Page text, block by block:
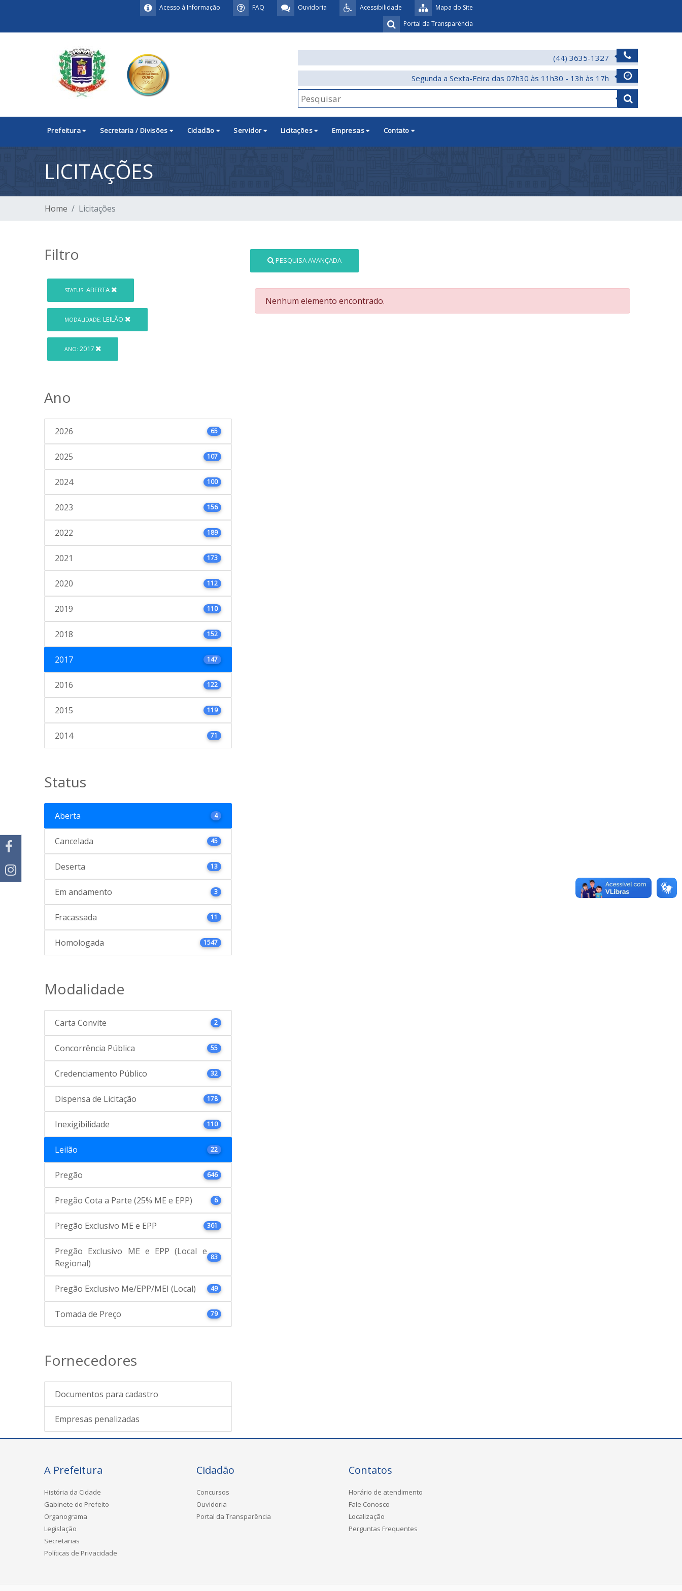
Mapa do Site
Acessibilidade
Ouvidoria
FAQ
Acesso à Informação
Portal da Transparência
(44) 3635-1327
Segunda a Sexta-Feira das 07h30 às 11h30 - 13h às 17h
Prefeitura Secretaria / Divisões Cidadão Servidor Licitações Empresas Contato
LICITAÇÕES
Home Licitações
Filtro
STATUS: ABERTA
MODALIDADE: LEILÃO
ANO: 2017
Ano
2026 65
2025 107
2024 100
2023 156
2022 189
2021 173
2020 112
2019 110
2018 152
2017 147
2016 122
2015 119
2014 71
Status
Aberta 4
Cancelada 45
Deserta 13
Em andamento 3
Fracassada 11
Homologada 1547
Modalidade
Carta Convite 2
Concorrência Pública 55
Credenciamento Público 32
Dispensa de Licitação 178
Inexigibilidade 110
Leilão 22
Pregão 646
Pregão Cota a Parte (25% ME e EPP) 6
Pregão Exclusivo ME e EPP 361
Pregão Exclusivo ME e EPP (Local e
Regional)
83
Pregão Exclusivo Me/EPP/MEI (Local) 49
Tomada de Preço 79
Fornecedores
Documentos para cadastro
Empresas penalizadas
PESQUISA AVANÇADA
Nenhum elemento encontrado.
A Prefeitura
História da Cidade
Gabinete do Prefeito
Organograma
Legislação
Secretarias
Políticas de Privacidade
Cidadão
Concursos
Ouvidoria
Portal da Transparência
Contatos
Horário de atendimento
Fale Conosco
Localização
Perguntas Frequentes